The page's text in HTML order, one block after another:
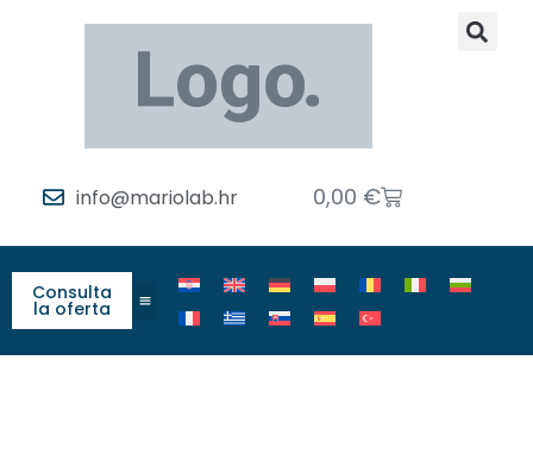
info@mariolab.hr 0,00 €
Consulta
la oferta